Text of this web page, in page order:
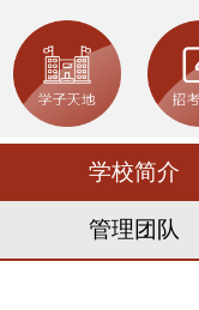
学校简介
管理团队